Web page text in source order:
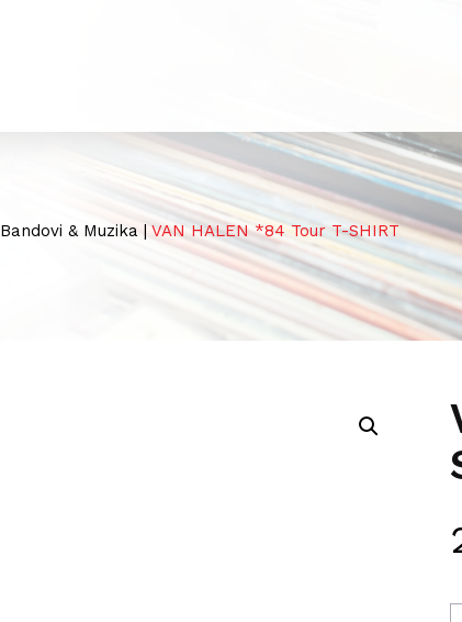
Bandovi & Muzika | VAN HALEN *84 Tour T-SHIRT